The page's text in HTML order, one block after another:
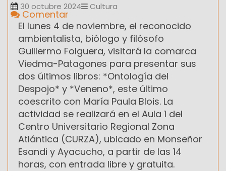
30 octubre 2024 Cultura
Comentar
El lunes 4 de noviembre, el reconocido
ambientalista, biólogo y filósofo
Guillermo Folguera, visitará la comarca
Viedma-Patagones para presentar sus
dos últimos libros: *Ontología del
Despojo* y *Veneno*, este último
coescrito con María Paula Blois. La
actividad se realizará en el Aula 1 del
Centro Universitario Regional Zona
Atlántica (CURZA), ubicado en Monseñor
Esandi y Ayacucho, a partir de las 14
horas, con entrada libre y gratuita.